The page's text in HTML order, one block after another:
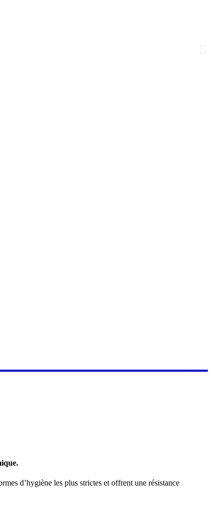
d’hygiène les plus strictes et offrent une résistance